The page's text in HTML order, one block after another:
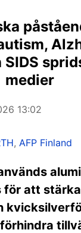
medier
13:02
, AFP Finland
för att stärka